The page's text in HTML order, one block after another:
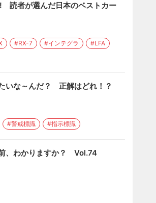
読者が選んだ日本のベストカー
#RX-7 #インテグラ
#LFA
たいな～んだ？ 正解はどれ！？
#警戒標識 #指示標識
前、わかりますか？ Vol.74